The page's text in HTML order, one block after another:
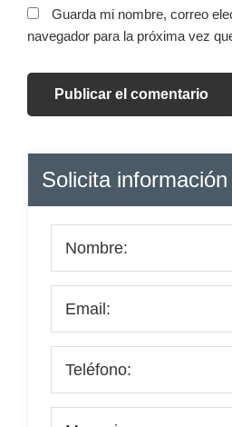
Guarda mi nombre, correo
navegador para la próxima vez
Barra
lateral
principal
Solicita información